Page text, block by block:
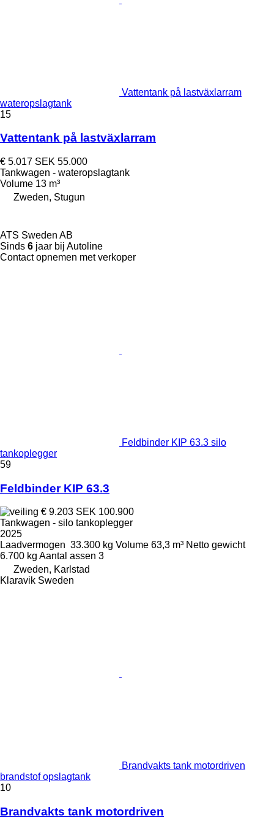
Vattentank på lastväxlarram
wateropslagtank
15
Vattentank på lastväxlarram
€ 5.017 SEK 55.000
Tankwagen - wateropslagtank
Volume 13 m³
Zweden, Stugun
ATS Sweden AB
Sinds 6 jaar bij Autoline
Contact opnemen met verkoper
Feldbinder KIP 63.3 silo
tankoplegger
59
Feldbinder KIP 63.3
€ 9.203 SEK 100.900
Tankwagen - silo tankoplegger
2025
Laadvermogen 33.300 kg Volume 63,3 m³ Netto gewicht
6.700 kg Aantal assen 3
Zweden, Karlstad
Klaravik Sweden
Brandvakts tank motordriven
brandstof opslagtank
10
Brandvakts tank motordriven